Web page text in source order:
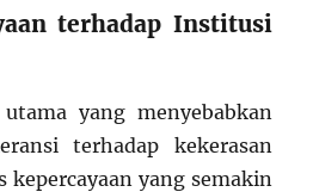
terhadap Institusi
yang menyebabkan
terhadap kekerasan
yang semakin